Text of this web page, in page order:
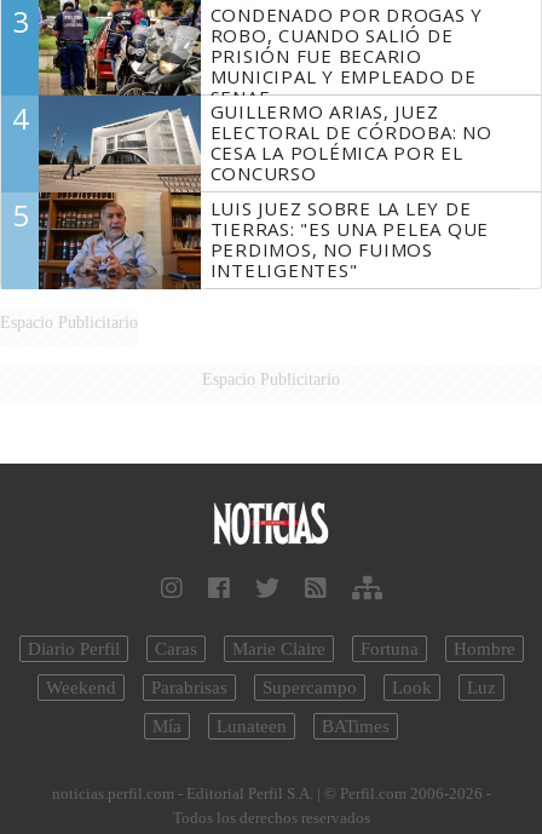
3
CONDENADO POR DROGAS Y
ROBO, CUANDO SALIÓ DE
PRISIÓN FUE BECARIO
MUNICIPAL Y EMPLEADO DE
SENAF
4
GUILLERMO ARIAS, JUEZ
ELECTORAL DE CÓRDOBA: NO
CESA LA POLÉMICA POR EL
CONCURSO
5
LUIS JUEZ SOBRE LA LEY DE
TIERRAS: "ES UNA PELEA QUE
PERDIMOS, NO FUIMOS
INTELIGENTES"
Espacio Publicitario
Espacio Publicitario
Diario Perfil Caras Marie Claire Fortuna
Hombre
Weekend
Parabrisas Supercampo Look
Luz
Mía
Lunateen BATimes
noticias.perfil.com - Editorial Perfil S.A. | © Perfil.com 2006-2026 -
Todos los derechos reservados